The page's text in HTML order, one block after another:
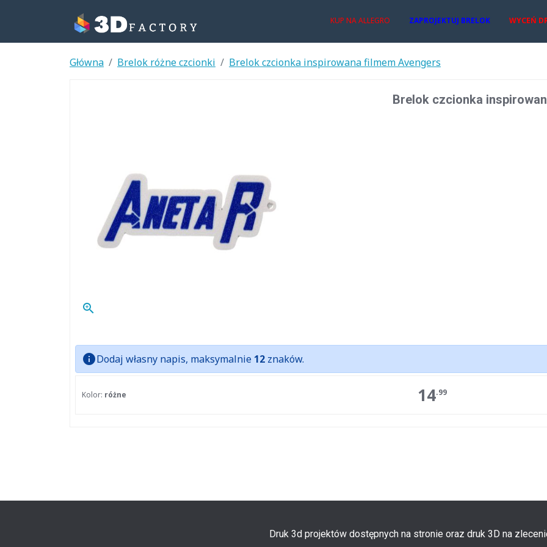
KUP NA ALLEGRO ZAPROJEKTUJ BRELOK WYCEŃ
Główna Brelok różne czcionki Brelok czcionka inspirowana filmem Avengers
zoom_in
Brelok czcionka
infoDodaj własny napis, maksymalnie 12 znaków.
Kolor: różne 14.99
Druk 3d projektów dostępnych na stronie oraz druk 3D na